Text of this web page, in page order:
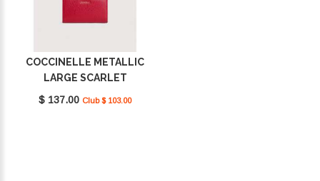
COCCINELLE METALLIC
LARGE SCARLET
E2MW511F101_R02
$ 137.00 Club $ 103.00